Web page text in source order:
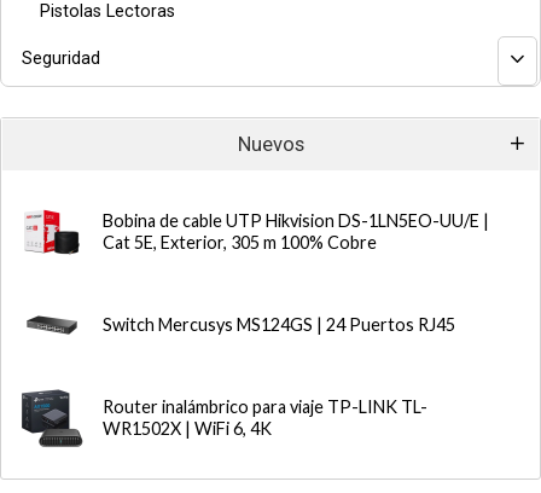
Pistolas Lectoras
Seguridad
Nuevos
Bobina de cable UTP Hikvision DS-1LN5EO-UU/E |
Cat 5E, Exterior, 305 m 100% Cobre
Switch Mercusys MS124GS | 24 Puertos RJ45
Router inalámbrico para viaje TP-LINK TL-
WR1502X | WiFi 6, 4K